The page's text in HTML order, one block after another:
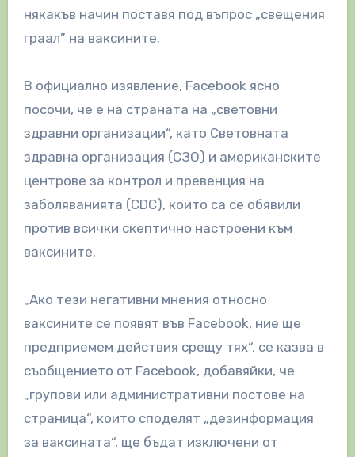
някакъв начин поставя под въпрос „свещения
граал” на ваксините.
В официално изявление, Facebook ясно
посочи, че е на страната на „световни
здравни организации“, като Световната
здравна организация (СЗО) и американските
центрове за контрол и превенция на
заболяванията (CDC), които са се обявили
против всички скептично настроени към
ваксините.
„Ако тези негативни мнения относно
ваксините се появят във Facebook, ние ще
предприемем действия срещу тях“, се казва в
съобщението от Facebook, добавяйки, че
„групови или административни постове на
страница“, които споделят „дезинформация
за ваксината“, ще бъдат изключени от